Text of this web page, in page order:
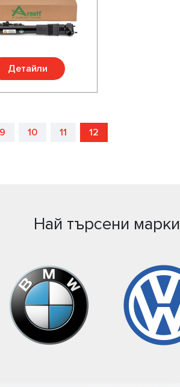
Детайли
9 10 11 12
Най търсени марки